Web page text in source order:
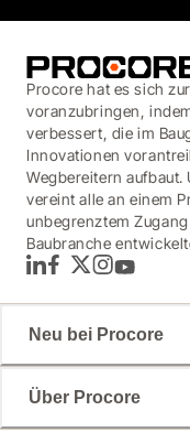
Procore hat es sich
voranzubringen,
verbessert, die im
Innovationen
Wegbereitern
vereint alle an einem
unbegrenztem
Baubranche
LinkedInFacebook
TwitterInstagram
YouTube
Neu bei Procore
Über Procore